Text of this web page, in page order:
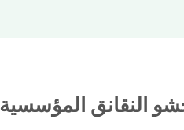
النقانق المؤسسية